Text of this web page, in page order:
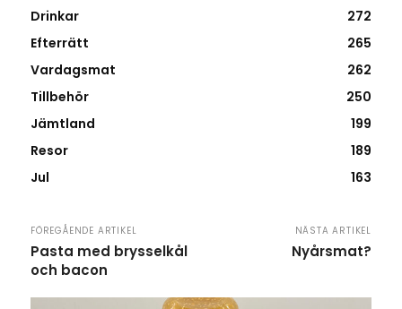
Drinkar
272
Efterrätt
265
Vardagsmat
262
Tillbehör
250
Jämtland
199
Resor
189
Jul
163
FÖREGÅENDE ARTIKEL
Pasta med brysselkål
och bacon
NÄSTA ARTIKEL
Nyårsmat?